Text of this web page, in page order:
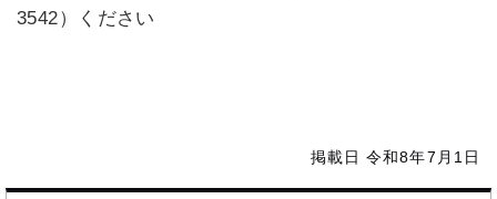
3542）ください
掲載日 令和8年7月1日